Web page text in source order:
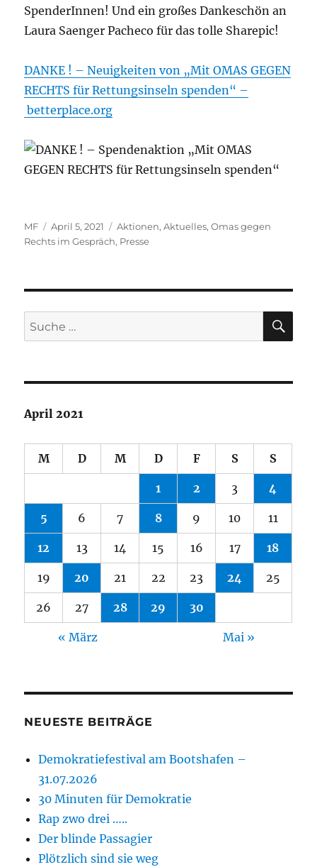
SpenderInnen! Und ein großes Dankeschön an
Laura Saenger Pacheco für das tolle Sharepic!
DANKE ! – Neuigkeiten von „Mit OMAS GEGEN
RECHTS für Rettungsinseln spenden“ –
betterplace.org
Autor
MF
Veröffentlicht
am
April 5, 2021 Kategorien
Aktionen,Aktuelles,Omas gegen
Rechts im Gespräch, Presse
Suche
nach:
April 2021
M D M D F S S
1 2 3 4
5 6 7 8 9 10 11
12 13 14 15 16 17 18
19 20 21 22 23 24 25
26 27 28 29 30
« März Mai »
NEUESTE BEITRÄGE
Demokratiefestival am Bootshafen –
31.07.2026
30 Minuten für Demokratie
Rap zwo drei …..
Der blinde Passagier
Plötzlich sind sie weg